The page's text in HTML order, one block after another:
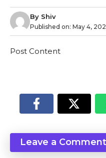
By Shiv
Published on: May 4,
Post Content
Leave a Comment